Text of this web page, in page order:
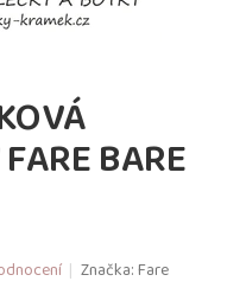
BARE
Značka:Fare